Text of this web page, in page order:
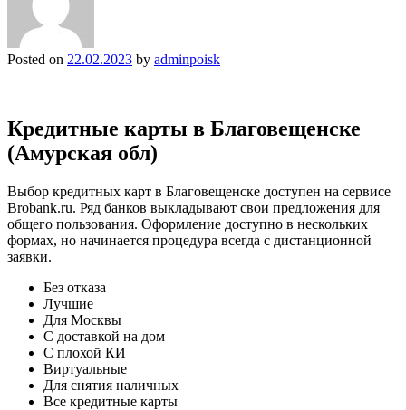
Posted on 22.02.2023 by adminpoisk
Кредитные карты в Благовещенске
(Амурская обл)
Выбор кредитных карт в Благовещенске доступен на сервисе
Brobank.ru. Ряд банков выкладывают свои предложения для
общего пользования. Оформление доступно в нескольких
формах, но начинается процедура всегда с дистанционной
заявки.
Без отказа
Лучшие
Для Москвы
С доставкой на дом
С плохой КИ
Виртуальные
Для снятия наличных
Все кредитные карты